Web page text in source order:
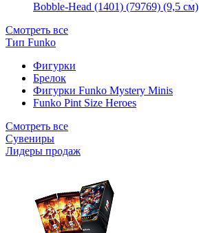
Bobble-Head (1401) (79769) (9,5 см)
Смотреть все
Тип Funko
Фигурки
Брелок
Фигурки Funko Mystery Minis
Funko Pint Size Heroes
Смотреть все
Сувениры
Лидеры продаж